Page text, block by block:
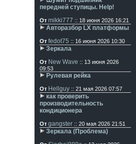
передней ступицы. Help!
От mikki777 :: 18 июня 2026 16:21
Авторазбор LX платформы
От fedot75 :: 16 июня 2026 10:30
Зеркала
От New Wave :: 13 июня 2026
09:53
Рулевая рейка
От Hellguy :: 21 мая 2026 07:57
как проверить
производительность
кондиционера
От gangster :: 20 мая 2026 21:51
Зеркала (Проблема)